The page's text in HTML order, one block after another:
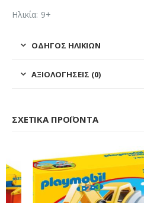
Ηλικία: 9+
ΟΔΗΓΌΣ ΗΛΙΚΙΏΝ
ΑΞΙΟΛΟΓΉΣΕΙΣ (0)
ΣΧΕΤΙΚΆ ΠΡΟΪΌΝΤΑ